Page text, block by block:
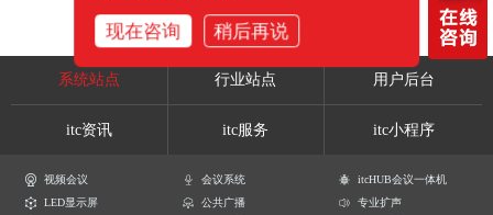
系统站点 行业站点 用户后台
itc资讯 itc服务 itc小程序
视频会议 会议系统
itcHUB会议一体机
LED显示屏
公共广播
专业扩声
现在咨询 稍后再说